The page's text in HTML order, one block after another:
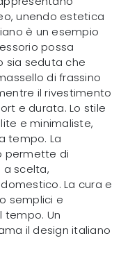
unendo estetica
è un esempio
possa
sia seduta che
di frassino
il rivestimento
e durata. Lo stile
e minimaliste,
tempo. La
permette di
a scelta,
La cura e
semplici e
tempo. Un
il design italiano